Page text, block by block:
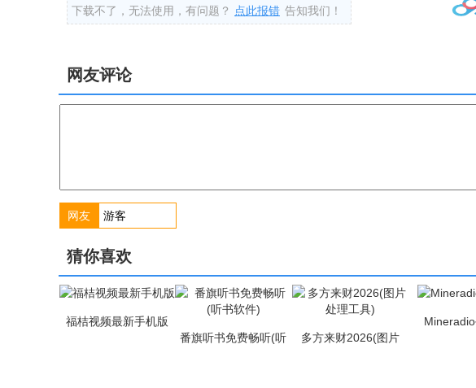
下载不了，无法使用，有问题？ 点此报错 告知我们！
网友评论
网友
猜你喜欢
福桔视频最新手机版
番旗听书免费畅听(听
多方来财2026(图片